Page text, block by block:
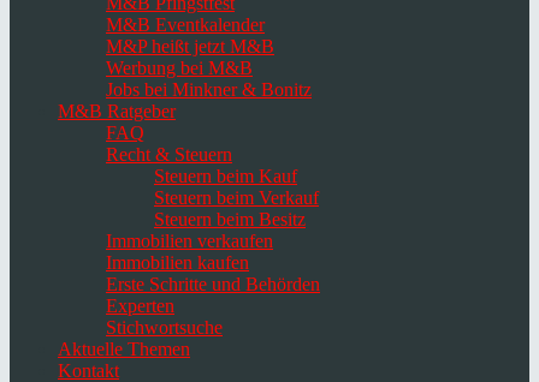
M&B Eventkalender
M&P heißt jetzt M&B
Werbung bei M&B
Jobs bei Minkner & Bonitz
M&B Ratgeber
FAQ
Recht & Steuern
Steuern beim Kauf
Steuern beim Verkauf
Steuern beim Besitz
Immobilien verkaufen
Immobilien kaufen
Erste Schritte und Behörden
Experten
Stichwortsuche
Aktuelle Themen
Kontakt